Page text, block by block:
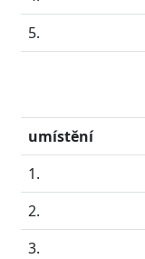
5.
umístění
1.
2.
3.